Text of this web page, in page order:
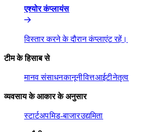
एश्योर कंप्लायंस​​
विस्तार करने के दौरान कंप्लाएंट रहें।​​
टीम के हिसाब से​​
मानव संसाधन​​कानूनी​​वित्त​​आईटी​​नेतृत्व​​
व्यवसाय के आकार के अनुसार​​
स्टार्टअप​​मिड-बाजार​​उद्यमिता​​